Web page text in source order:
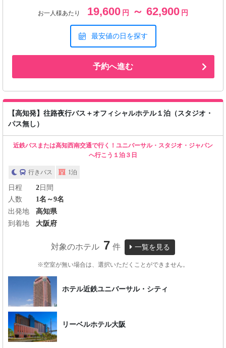
お一人様あたり 19,600 円 ～ 62,900 円
最安値の日を探す
予約へ進む
【高知発】往路夜行バス＋オフィシャルホテル１泊（スタジオ・
パス無し）
近鉄バスまたは高知西南交通で行く！ユニバーサル・スタジオ・ジャパン
へ行こう１泊３日
行きバス 1泊
日程 2日間
人数
1名～9名
出発地
高知県
到着地
大阪府
対象のホテル 7 件 一覧を見る
※空室が無い場合は、選択いただくことができません。
ホテル近鉄ユニバーサル・シティ
リーベルホテル大阪